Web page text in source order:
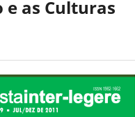
as Culturas